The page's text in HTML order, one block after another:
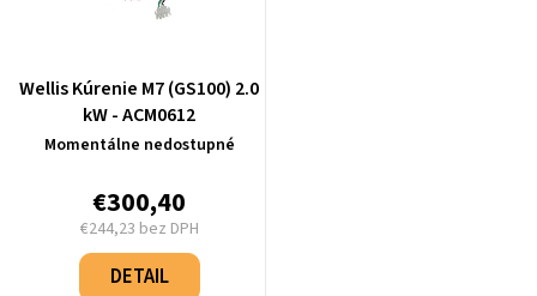
Wellis Kúrenie M7 (GS100) 2.0
kW - ACM0612
Momentálne nedostupné
€300,40
€244,23 bez DPH
Jednotková
cena:
DETAIL